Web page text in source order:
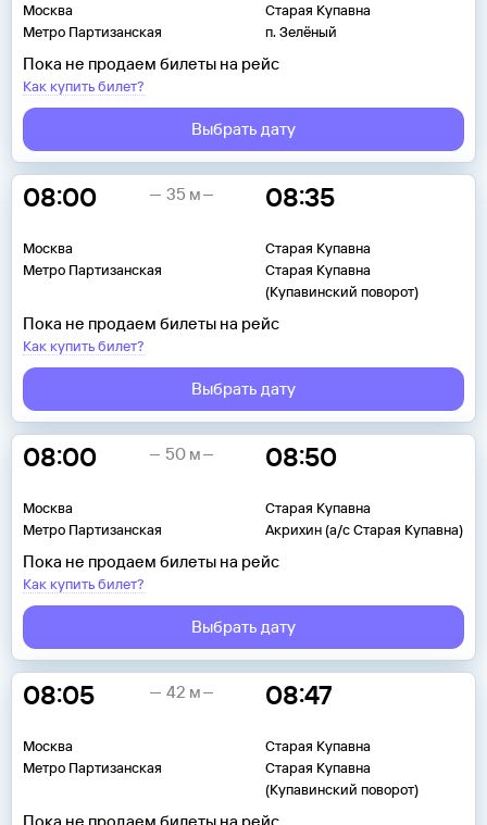
Москва
Метро Партизанская
Старая Купавна
п. Зелёный
Пока не продаем билеты на рейс
Как купить билет?
Выбрать дату
08:00
Москва
Метро Партизанская
08:35
Старая Купавна
Старая Купавна
(Купавинский поворот)
35 м
Пока не продаем билеты на рейс
Как купить билет?
Выбрать дату
08:00
Москва
Метро Партизанская
08:50
Старая Купавна
Акрихин (а/с Старая Купавна)
50 м
Пока не продаем билеты на рейс
Как купить билет?
Выбрать дату
08:05
Москва
Метро Партизанская
08:47
Старая Купавна
Старая Купавна
(Купавинский поворот)
42 м